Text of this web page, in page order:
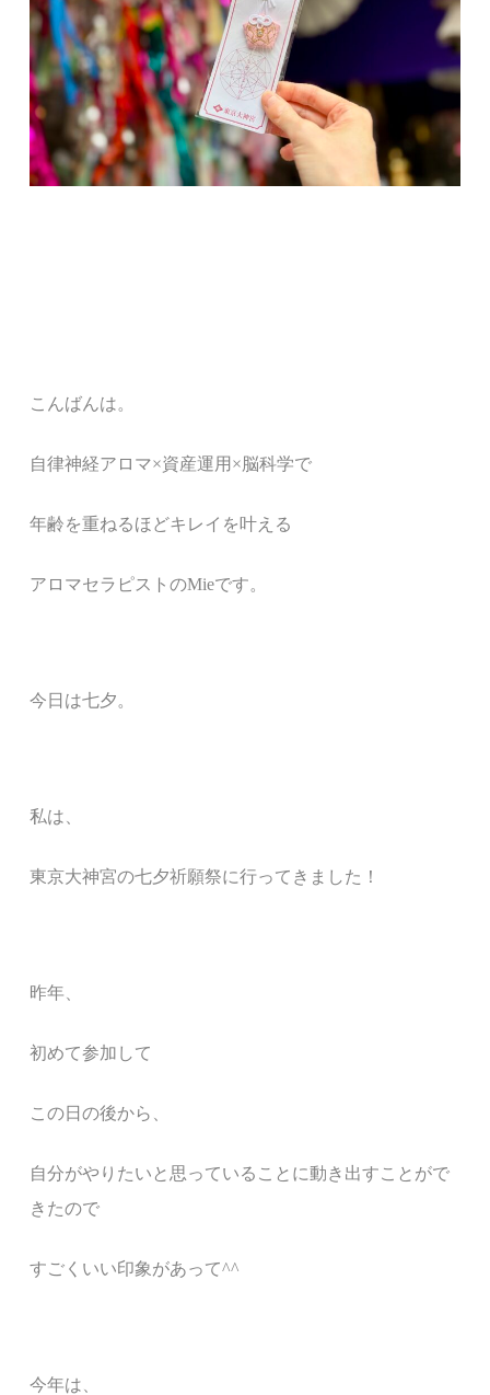
こんばんは。
自律神経アロマ×資産運用×脳科学で
年齢を重ねるほどキレイ を叶える
アロマセラピストのMieです。
今日は七夕。
私は、
東京大神宮の七夕祈願祭に行ってきました！
昨年、
初めて参加して
この日の後から、
自分がやりたいと思っていることに動き出すことがで
きたので
すごくいい印象があって^^
今年は、